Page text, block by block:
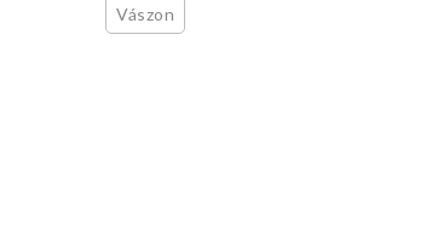
Vászon